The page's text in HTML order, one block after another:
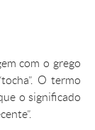
com o grego
O termo
o significado